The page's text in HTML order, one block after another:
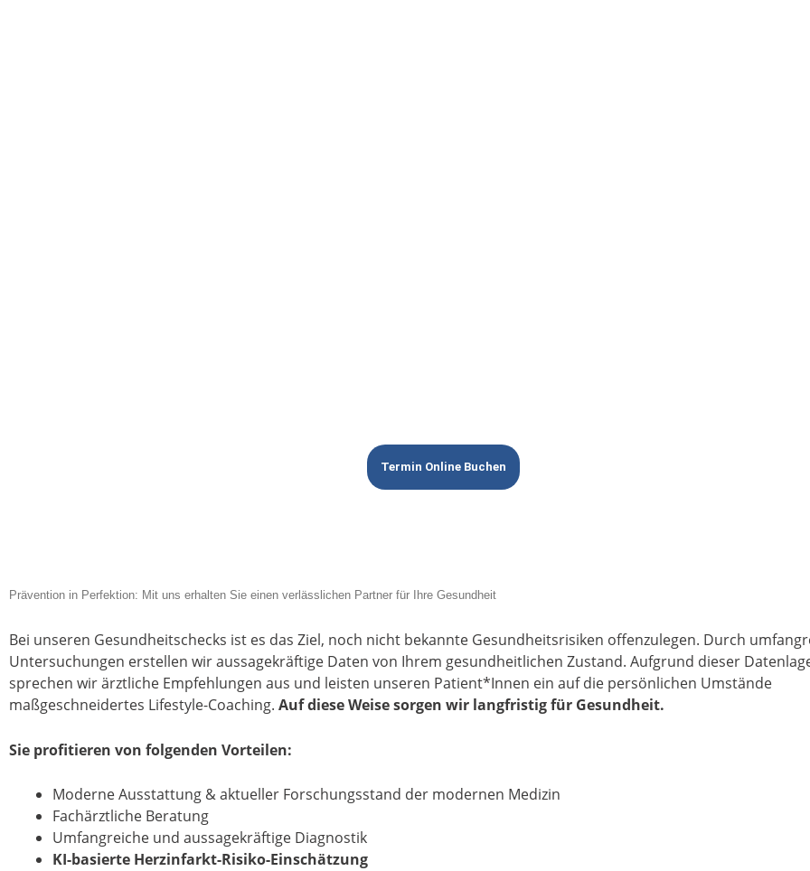
Termin Online Buchen
Prävention in Perfektion: Mit uns erhalten Sie einen verlässlichen Partner für Ihre Gesundheit
Bei unseren Gesundheitschecks ist es das Ziel, noch nicht bekannte Gesundheitsrisiken offenzulegen. Durch
Untersuchungen erstellen wiraussagekräftige Daten von Ihrem gesundheitlichen Zustand. Aufgrund dieser
sprechen wirärztliche Empfehlungen aus und leisten unseren Patient*Innen ein auf die persönlichen Umstände
maßgeschneidertes Lifestyle-Coaching. Auf diese Weise sorgen wir langfristig für Gesundheit.
Sie profitieren von folgenden Vorteilen:
Moderne Ausstattung & aktueller Forschungsstand der modernen Medizin
Fachärztliche Beratung
Umfangreiche und aussagekräftige Diagnostik
KI-basierte Herzinfarkt-Risiko-Einschätzung